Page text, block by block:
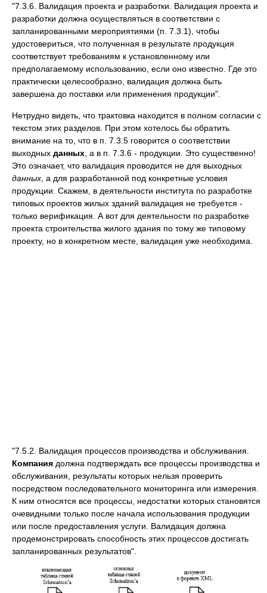
"7.3.6. Валидация проекта и разработки. Валидация проекта и
разработки должна осуществляться в соответствии с
запланированными мероприятиями (п. 7.3.1), чтобы
удостовериться, что полученная в результате продукция
соответствует требованиям к установленному или
предполагаемому использованию, если оно известно. Где это
практически целесообразно, валидация должна быть
завершена до поставки или применения продукции".
Нетрудно видеть, что трактовка находится в полном согласии с
текстом этих разделов. При этом хотелось бы обратить
внимание на то, что в п. 7.3.5 говорится о соответствии
выходных данных , а в п. 7.3.6 - продукции. Это существенно!
Это означает, что валидация проводится не для выходных
данных , а для разработанной под конкретные условия
продукции. Скажем, в деятельности института по разработке
типовых проектов жилых зданий валидация не требуется -
только верификация. А вот для деятельности по разработке
проекта строительства жилого здания по тому же типовому
проекту, но в конкретном месте, валидация уже необходима.
"7.5.2. Валидация процессов производства и обслуживания.
Компания должна подтверждать все процессы производства и
обслуживания, результаты которых нельзя проверить
посредством последовательного мониторинга или измерения.
К ним относятся все процессы, недостатки которых становятся
очевидными только после начала использования продукции
или после предоставления услуги. Валидация должна
продемонстрировать способность этих процессов достигать
запланированных результатов".